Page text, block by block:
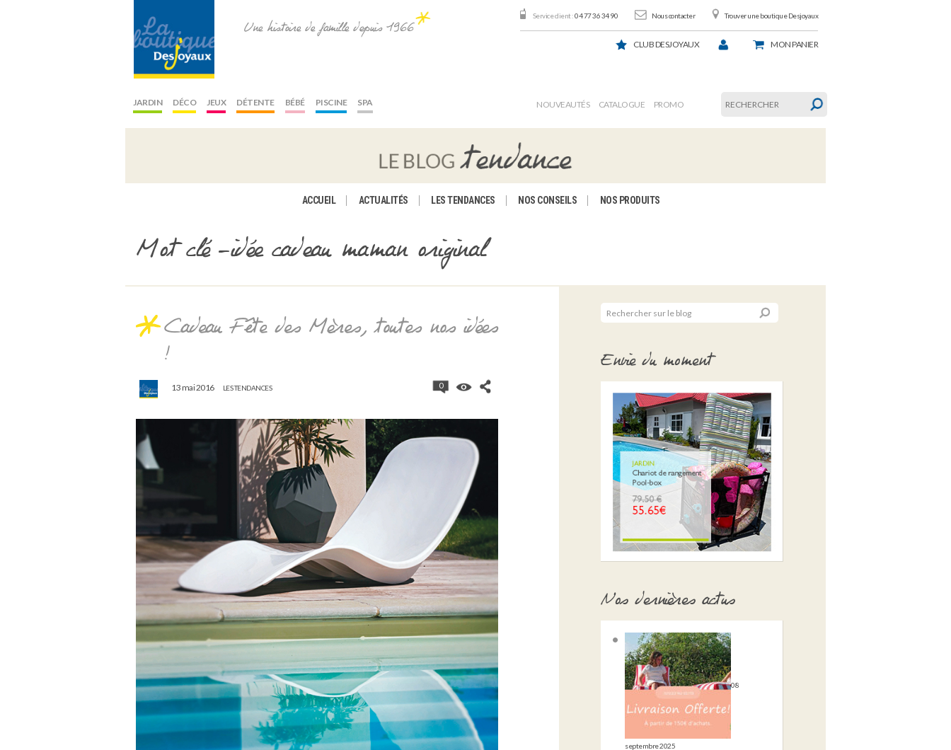
Une histoire de famille depuis 1966
Service client :04 77 36 34 90 Nous contacter Trouver une boutique Desjoyaux
CLUB DESJOYAUX MONPANIER
JARDIN DÉCO JEUX DÉTENTE BÉBÉ PISCINE SPA NOUVEAUTÉS CATALOGUE PROMO
ACCUEIL ACTUALITÉS LES TENDANCES NOS CONSEILS NOS PRODUITS
Mot clé -idée cadeau maman original
Cadeau Fête des Mères, toutes nos idées
!
13 mai 2016 LES TENDANCES 0
Envie du moment
Nos dernières actus
08
septembre 2025